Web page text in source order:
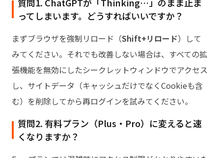
ってしまいます。どうすればいいですか？
まずブラウザを強制リロード（Shift+リロード）して
みてください。それでも改善しない場合は、すべての拡
張機能を無効にしたシークレットウィンドウでアクセス
し、サイトデータ（キャッシュだけでなくCookieも含
む）を削除してから再ログインを試みてください。
質問2. 有料プラン（Plus・Pro）に変えると速
くなりますか？